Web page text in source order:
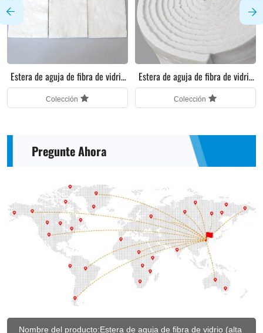
Estera de aguja de fibra de vidrio
(alta en sílice)
Colección
Estera de aguja de fibra de vidrio
(fibra de vidrio E)
Colección
Pregunte Ahora